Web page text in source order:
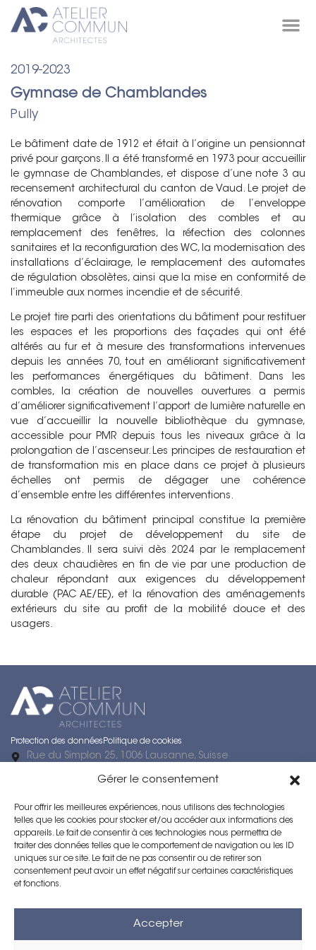
Gérer le consentement
Pour offrir les meilleures expériences, nous utilisons des technologies
telles que les cookies pour stocker et/ou accéder aux informations des
appareils. Le fait de consentir à ces technologies nous permettra de
traiter des données telles que le comportement de navigation ou les ID
uniques sur ce site. Le fait de ne pas consentir ou de retirer son
consentement peut avoir un effet négatif sur certaines caractéristiques
et fonctions.
Accepter
2019-2023
Gymnase de Chamblandes
Pully
Le bâtiment date de 1912 et était à l’origine un pensionnat
privé pour garçons. Il a été transformé en 1973 pour accueillir
le gymnase de Chamblandes, et dispose d’une note 3 au
recensement architectural du canton de Vaud. Le projet de
rénovation comporte l’amélioration de l’enveloppe
thermique grâce à l’isolation des combles et au
remplacement des fenêtres, la réfection des colonnes
sanitaires et la reconfiguration des WC, la modernisation des
installations d’éclairage, le remplacement des automates
de régulation obsolètes, ainsi que la mise en conformité de
l’immeuble aux normes incendie et de sécurité.
Le projet tire parti des orientations du bâtiment pour restituer
les espaces et les proportions des façades qui ont été
altérés au fur et à mesure des transformations intervenues
depuis les années 70, tout en améliorant significativement
les performances énergétiques du bâtiment. Dans les
combles, la création de nouvelles ouvertures a permis
d’améliorer significativement l’apport de lumière naturelle en
vue d’accueillir la nouvelle bibliothèque du gymnase,
accessible pour PMR depuis tous les niveaux grâce à la
prolongation de l’ascenseur. Les principes de restauration et
de transformation mis en place dans ce projet à plusieurs
échelles ont permis de dégager une cohérence
d’ensemble entre les différentes interventions.
La rénovation du bâtiment principal constitue la première
étape du projet de développement du site de
Chamblandes. Il sera suivi dès 2024 par le remplacement
des deux chaudières en fin de vie par une production de
chaleur répondant aux exigences du développement
durable (PAC AE/EE), et la rénovation des aménagements
extérieurs du site au profit de la mobilité douce et des
usagers.
Protection des données Politique de cookies
Rue du Simplon 25, 1006 Lausanne, Suisse
ac@ateliercommun.ch
Horaires d’ouverture : Lun–Ven : 08h00 – 17h00
Numéro IDE / Numéro d’entreprise : CHE-107.943.736
IDE Succursale Neuchâtel : CHE-190.671.864
Voir l’itinéraire vers Atelier Commun (Lausanne)
Architecte Lausanne
Direction des travaux Lausanne